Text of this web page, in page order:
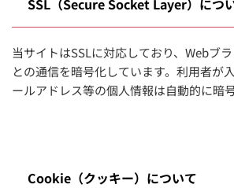
SSL（Secure Socket Layer）につ
当サイトはSSLに対応しており、Webブ
との通信を暗号化しています。利用者が
ールアドレス等の個人情報は自動的に暗
Cookie（クッキー）について